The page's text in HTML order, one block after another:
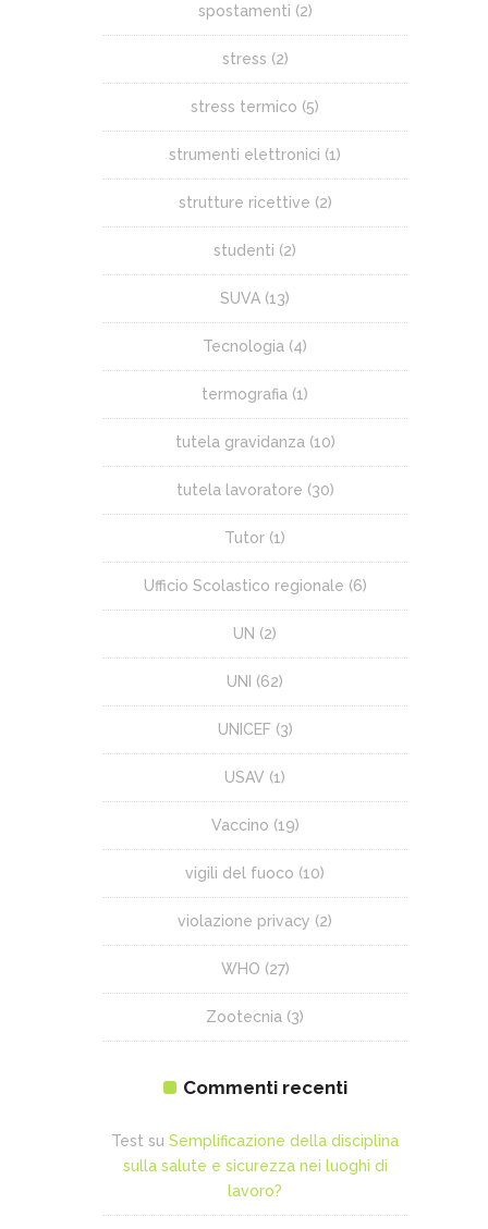
spostamenti (2)
stress (2)
stress termico (5)
strumenti elettronici (1)
strutture ricettive (2)
studenti (2)
SUVA (13)
Tecnologia (4)
termografia (1)
tutela gravidanza (10)
tutela lavoratore (30)
Tutor (1)
Ufficio Scolastico regionale (6)
UN (2)
UNI (62)
UNICEF(3)
USAV (1)
Vaccino (19)
vigili del fuoco (10)
violazione privacy (2)
WHO (27)
Zootecnia (3)
Commenti recenti
Test su Semplificazione della disciplina
sulla salute e sicurezza nei luoghi di
lavoro?